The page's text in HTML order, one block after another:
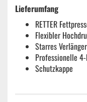
Lieferumfang
RETTER
Flexibler
Starres
Professionelle
Schutzkappe